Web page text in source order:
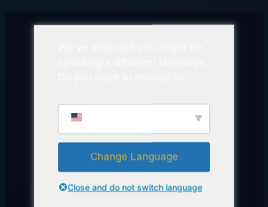
Change Language
Close and do not switch language